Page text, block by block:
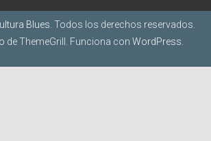
Blues . Todos los derechos reservados.
de ThemeGrill. Funciona con WordPress